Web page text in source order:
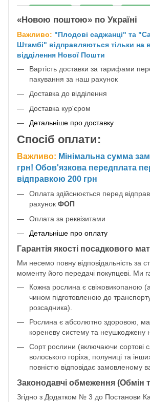
«Новою поштою» по Україні
Важливо: "Плодові саджанці" та
Штамбі" відправляються тільки на
відділення Нової Пошти
Вартість доставки за тарифами
пакування за наш рахунок
Доставка до відділення
Доставка кур'єром
Детальніше про доставку
Спосіб оплати:
Важливо: Мінімальна сумма
грн! Обов'язкова передплата
відправкою 200 грн
Оплата здійснюється перед
рахунок ФОП
Оплата за реквізитами
Детальніше про оплату
Гарантія якості посадкового
Ми несемо повну відповідальність за
моменту його передачі покупцеві. Ми
Кожна рослина є свіжовикопаною
чином підготовленою до
розсадника).
Рослина є абсолютно здоровою,
кореневу систему та неушкоджену
Сорт рослини (включаючи сортові
волоського горіха, полуниці та
повністю відповідає замовленому
Законодавчі обмеження (Обмін
Згідно з Додатком № 3 до Постанови